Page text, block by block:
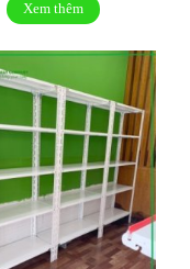
Xem thêm